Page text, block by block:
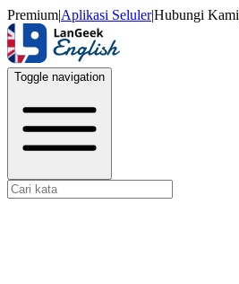
Premium|Aplikasi Seluler|Hubungi Kami
Toggle navigation